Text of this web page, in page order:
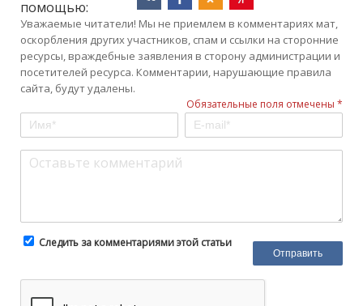
помощью:
Уважаемые читатели! Мы не приемлем в комментариях мат,
оскорбления других участников, спам и ссылки на сторонние
ресурсы, враждебные заявления в сторону администрации и
посетителей ресурса. Комментарии, нарушающие правила
сайта, будут удалены.
Обязательные поля отмечены *
Следить за комментариями этой статьи